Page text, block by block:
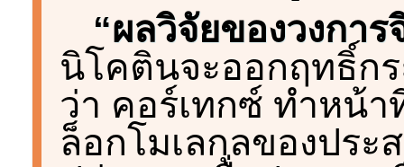
“ผลวิจัยของวงกา
นิโคตินจะออกฤทธิ์ก
ว่า คอร์เทกซ์ ทำหน้
ล็อกโมเลกุลของปร